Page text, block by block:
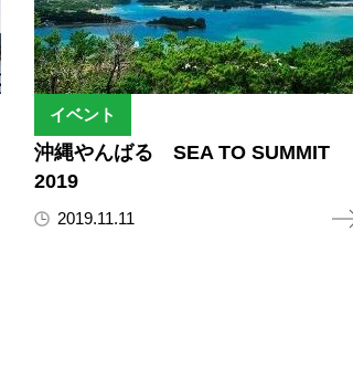
イベント
沖縄やんばる SEA TO SUMMIT
2019
2019.11.11